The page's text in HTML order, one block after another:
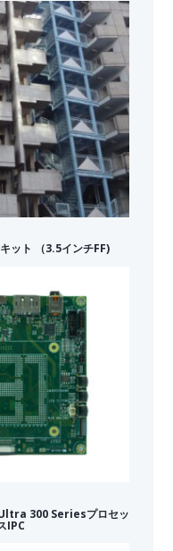
ット （3.5インチFF)
300 Seriesプロセッ
IPC